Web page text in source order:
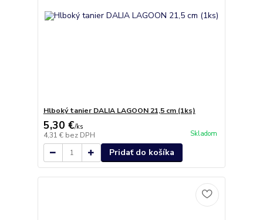
Hlboký tanier DALIA LAGOON 21,5 cm (1ks)
5,30 €/ks
4,31 € bez DPH Skladom
Pridať do košíka